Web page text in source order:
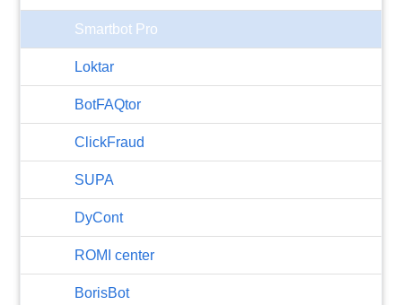
Smartbot Pro
Loktar
BotFAQtor
​ClickFraud
SUPA
DyCont
ROMI center
BorisBot